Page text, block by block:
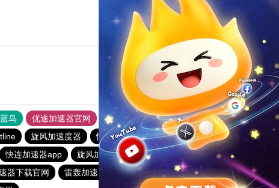
反对[0]
鸟 优途加速器官网 风驰加速器 旋风加速器
八戒看书
旋风加速度器 快连加速器app outline
橘子加速器
快连加速器app 旋风加速度器
旋风加速度器
器下载官网 雷轰加速器
telegeram苹果加速器